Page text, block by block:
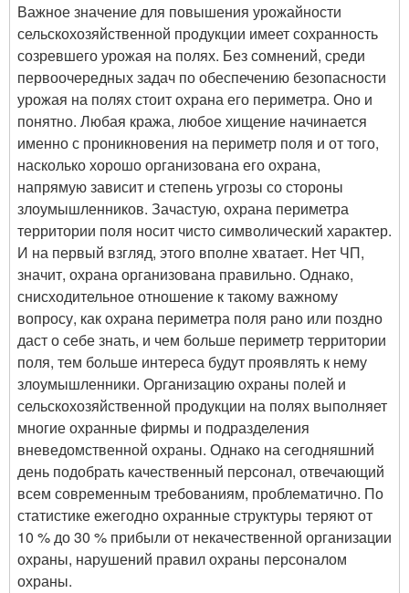
Важное значение для повышения урожайности
сельскохозяйственной продукции имеет сохранность
созревшего урожая на полях. Без сомнений, среди
первоочередных задач по обеспечению безопасности
урожая на полях стоит охрана его периметра. Оно и
понятно. Любая кража, любое хищение начинается
именно с проникновения на периметр поля и от того,
насколько хорошо организована его охрана,
напрямую зависит и степень угрозы со стороны
злоумышленников. Зачастую, охрана периметра
территории поля носит чисто символический характер.
И на первый взгляд, этого вполне хватает. Нет ЧП,
значит, охрана организована правильно. Однако,
снисходительное отношение к такому важному
вопросу, как охрана периметра поля рано или поздно
даст о себе знать, и чем больше периметр территории
поля, тем больше интереса будут проявлять к нему
злоумышленники. Организацию охраны полей и
сельскохозяйственной продукции на полях выполняет
многие охранные фирмы и подразделения
вневедомственной охраны. Однако на сегодняшний
день подобрать качественный персонал, отвечающий
всем современным требованиям, проблематично. По
статистике ежегодно охранные структуры теряют от
10 % до 30 % прибыли от некачественной организации
охраны, нарушений правил охраны персоналом
охраны.